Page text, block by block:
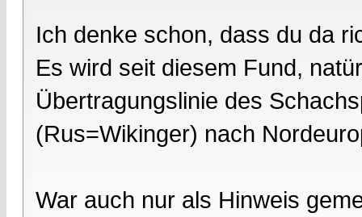
Ich denke schon, dass du da
Es wird seit diesem Fund,
Übertragungslinie des
(Rus=Wikinger) nach
War auch nur als Hinweis